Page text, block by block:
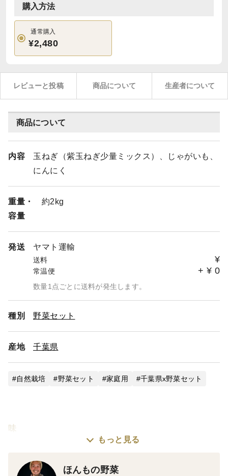
購入方法
通常購入
¥2,480
レビューと投稿 商品について 生産者について
商品について
内容
玉ねぎ（紫玉ねぎ少量ミックス）、じゃがいも、
にんにく
重量・
容量
約2kg
発送 ヤマト運輸
送料 ¥
常温便 + ¥ 0
数量1点ごとに送料が発生します。
種別 野菜セット
産地 千葉県
自然栽培 野菜セット 家庭用 千葉県x野菜セット
味
じっくり育てた玉ねぎ、じゃがいも、にんにくの旨味が
そ、素材本来の濃厚なコクと香りが楽しんで！
もっと見る
ほんもの野菜